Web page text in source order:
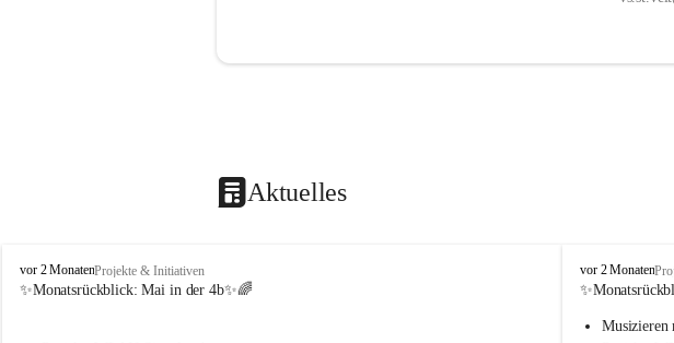
Aktuelles
V
o
vor 2 MonatenProjekte & Initiativen
✨Monatsrückblick: Mai in der 4b✨🌈
V
o
k
vor 2 Monaten
Musizieren